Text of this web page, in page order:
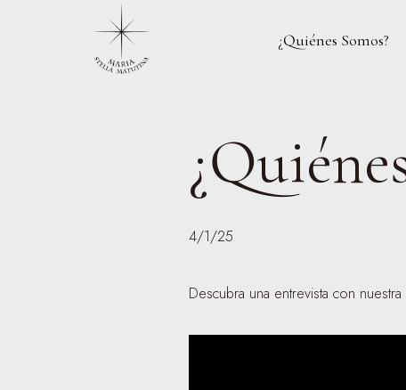
¿Quiénes Somos?
4/1/25
Descubra una entrevista con